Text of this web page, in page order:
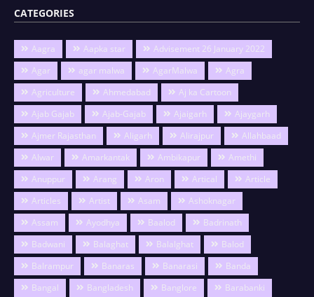
CATEGORIES
Aagra Aapka star
Advisement 26 January 2022
Agar
agar malwa AgarMalwa
Agra
Agriculture
Ahmedabad
Aj ka Cartoon
Ajab Gajab
Ajab-Gajab Ajaigarh
Ajaygarh
Ajmer Rajasthan
Aligarh Alirajpur
Allahbaad
Alwar
Amarkantak Ambikapur
Amethi
Anuppur
Arang Aron Artical
Article
Articles
Artist Asam
Ashoknagar
Assam
Ayodhya Baalod
Badrinath
Badwani
Balaghat Balalghat
Balod
Balrampur
Banaras Banarasi
Banda
Bangal
Bangladesh Banglore Barabanki